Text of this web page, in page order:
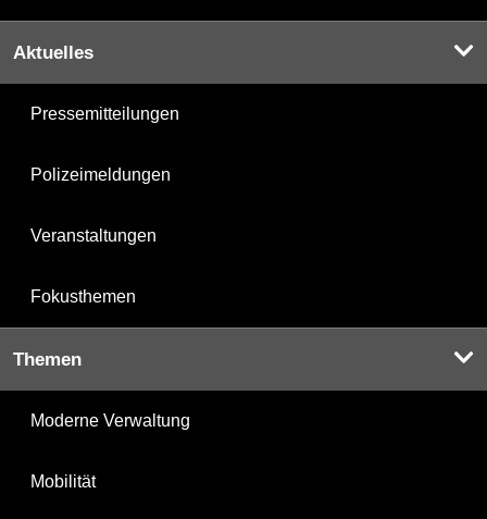
Aktuelles
Pressemitteilungen
Polizeimeldungen
Veranstaltungen
Fokusthemen
Themen
Moderne Verwaltung
Mobilität